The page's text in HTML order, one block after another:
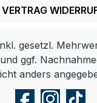
VERTRAG
gesetzl.
ggf.
anders